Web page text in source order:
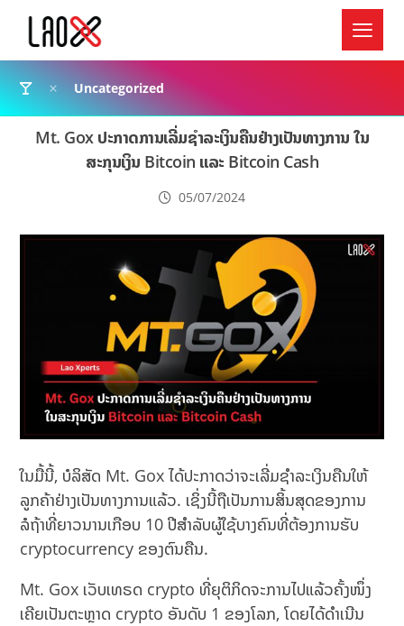
Uncategorized
Mt. Gox ປະກາດການເລີ່ມຊຳລະເງິນຄືນຢ່າງເປັນທາງການ ໃນ
ສະກຸນເງິນ Bitcoin ແລະ Bitcoin Cash
05/07/2024
ໃນມື້ນີ້, ບໍລິສັດ Mt. Gox ໄດ້ປະກາດວ່າຈະເລີ່ມຊໍາລະເງິນຄືນໃຫ້
ລູກຄ້າຢ່າງເປັນທາງການແລ້ວ. ເຊິ່ງນີ້ຖືເປັນການສິ້ນສຸດຂອງການ
ລໍຖ້າທີ່ຍາວນານເກືອບ 10 ປີສໍາລັບຜູ້ໃຊ້ບາງຄົນທີ່ຕ້ອງການຮັບ
cryptocurrency ຂອງຕົນຄືນ.
Mt. Gox ເວັບເທຣດ crypto ທີ່ຍຸຕິກິດຈະການໄປແລ້ວຄັ້ງໜຶ່ງ
ເຄີຍເປັນຕະຫຼາດ crypto ອັນດັບ 1 ຂອງໂລກ, ໂດຍໄດ້ດໍາເນີນ